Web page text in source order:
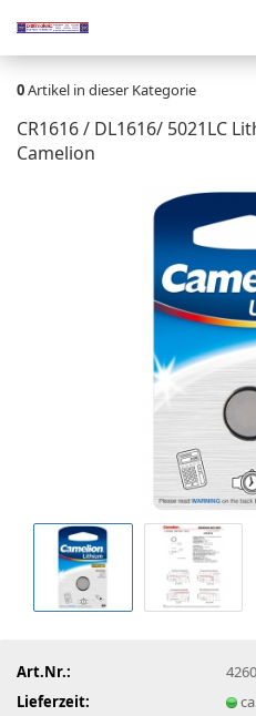
0Artikel in dieser Kategorie
CR1616 / DL1616/ 5021LC
Camelion
Art.Nr.:
Lieferzeit: